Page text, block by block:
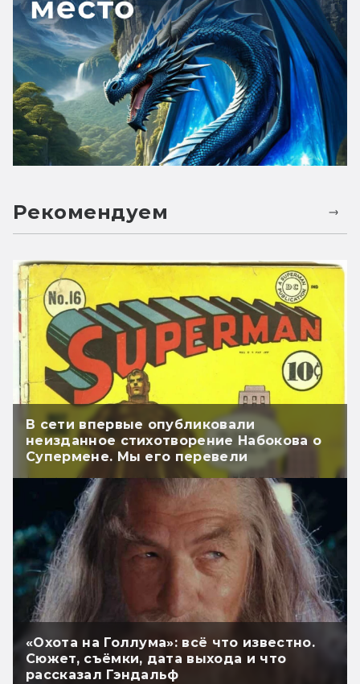
Рекомендуем
В сети впервые опубликовали
неизданное стихотворение Набокова о
Супермене. Мы его перевели
«Охота на Голлума»: всё что известно.
Сюжет, съёмки, дата выхода и что
рассказал Гэндальф